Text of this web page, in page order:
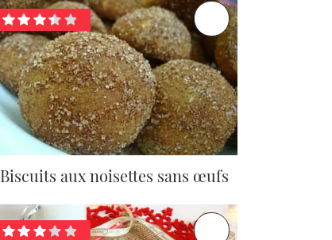
Biscuits aux noisettes sans œufs